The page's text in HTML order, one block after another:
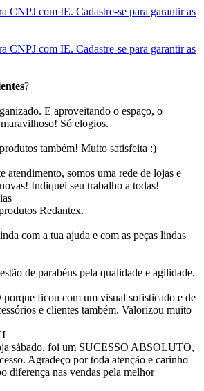
CNPJ com IE. Cadastre-se para garantir as
CNPJ com IE. Cadastre-se para garantir as
?
E aproveitando o espaço, o
Só elogios.
também! Muito satisfeita :)
atendimento, somos uma rede de lojas e
Indiquei seu trabalho a todas!
Redantex.
com a tua ajuda e com as peças lindas
de parabéns pela qualidade e agilidade.
ficou com um visual sofisticado e de
e clientes também. Valorizou muito
sábado, foi um SUCESSO ABSOLUTO,
Agradeço por toda atenção e carinho
diferença nas vendas pela melhor